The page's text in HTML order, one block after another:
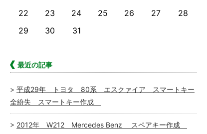
22
23 24 25 26 27
28
29
30 31
最近の記事
平成29年 トヨタ 80系 エスクァイア スマートキー
全紛失 スマートキー作成
2012年 W212 Mercedes Benz スペアキー作成